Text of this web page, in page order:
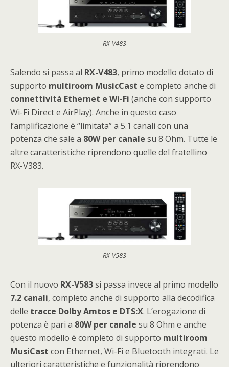
RX-V483
Salendo si passa al RX-V483, primo modello dotato di
supporto multiroom MusicCast e completo anche di
connettività Ethernet e Wi-Fi (anche con supporto
Wi-Fi Direct e AirPlay). Anche in questo caso
l’amplificazione è “limitata” a 5.1 canali con una
potenza che sale a 80W per canale su 8 Ohm. Tutte le
altre caratteristiche riprendono quelle del fratellino
RX-V383.
RX-V583
Con il nuovo RX-V583si passa invece al primo modello
7.2 canali, completo anche di supporto alla decodifica
delle tracce Dolby Amtos e DTS:X. L’erogazione di
potenza è pari a 80W per canale su 8 Ohm e anche
questo modello è completo di supporto multiroom
MusiCast con Ethernet, Wi-Fi e Bluetooth integrati. Le
ulteriori caratteristiche e funzionalità riprendono